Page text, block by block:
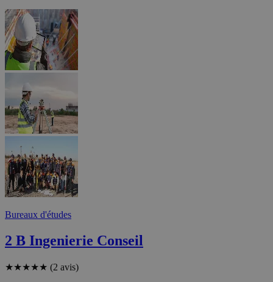
Bureaux d'études
2 B Ingenierie Conseil
★★★★★ (2 avis)